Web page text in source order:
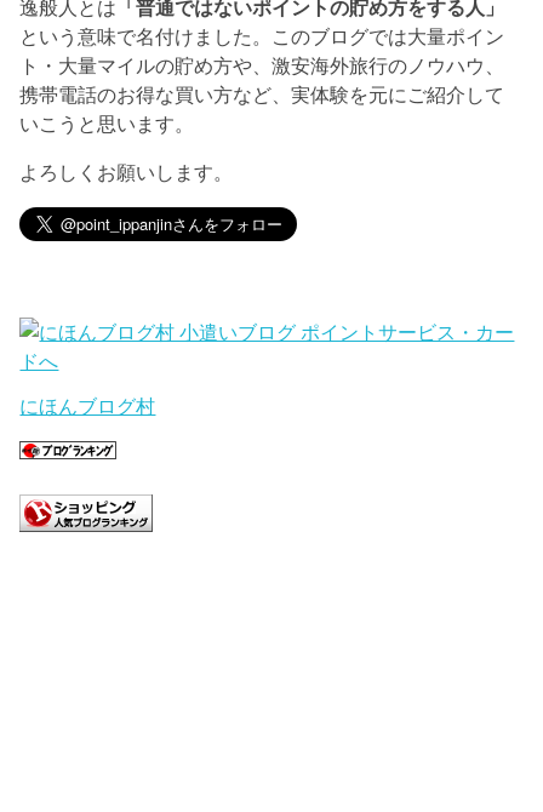
逸般人とは 「普通ではないポイントの貯め方をする人」
という意味で名付けました。このブログでは大量ポイン
ト・大量マイルの貯め方や、激安海外旅行のノウハウ、
携帯電話のお得な買い方など、実体験を元にご紹介して
いこうと思います。
よろしくお願いします。
にほんブログ村